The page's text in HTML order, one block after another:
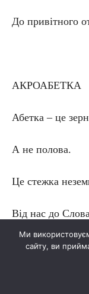
До привітного
АКРОАБЕТКА
Абетка – це
А не полова.
Це стежка
Від нас до
Абетка – це
Ми
сайту, ви